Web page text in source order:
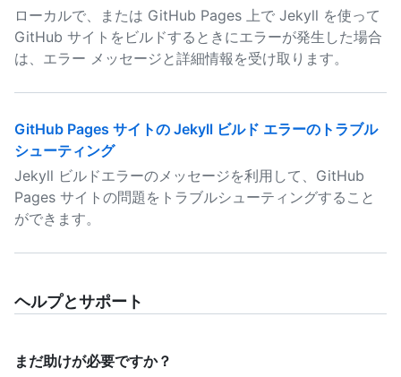
ローカルで、または GitHub Pages 上で Jekyll を使って
GitHub サイトをビルドするときにエラーが発生した場合
は、エラー メッセージと詳細情報を受け取ります。
GitHub Pages サイトの Jekyll ビルド エラーのトラブル
シューティング
Jekyll ビルドエラーのメッセージを利用して、GitHub
Pages サイトの問題をトラブルシューティングすること
ができます。
ヘルプとサポート
まだ助けが必要ですか？